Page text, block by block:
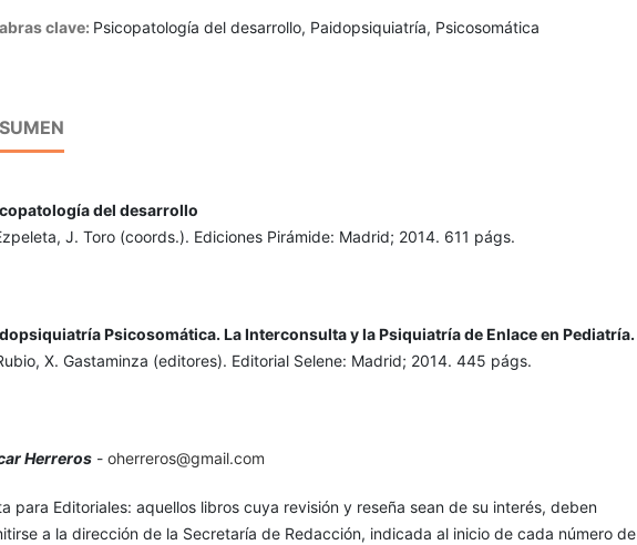
clave: Psicopatología del desarrollo, Paidopsiquiatría, Psicosomática
del desarrollo
J. Toro (coords.). Ediciones Pirámide: Madrid; 2014. 611 págs.
Psicosomática. La Interconsulta y la Psiquiatría de Enlace en Pediatría.
X. Gastaminza (editores). Editorial Selene: Madrid; 2014. 445 págs.
Herreros - oherreros@gmail.com
para Editoriales: aquellos libros cuya revisión y reseña sean de su interés, deben
a la dirección de la Secretaría de Redacción, indicada al inicio de cada número de